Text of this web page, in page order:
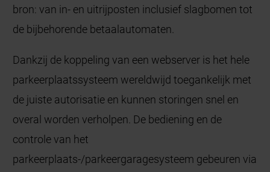
bron: van in- en uitrijposten inclusief slagbomen tot
de bijbehorende betaalautomaten.
Dankzij de koppeling van een webserver is het hele
parkeerplaatssysteem wereldwijd toegankelijk met
de juiste autorisatie en kunnen storingen snel en
overal worden verholpen. De bediening en de
controle van het
parkeerplaats-/parkeergaragesysteem gebeuren via